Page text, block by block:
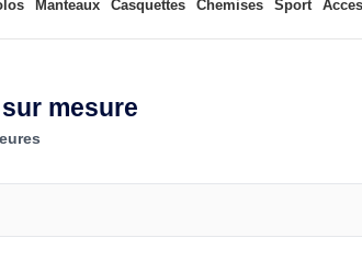
Manteaux Casquettes Chemises Sport
mesure